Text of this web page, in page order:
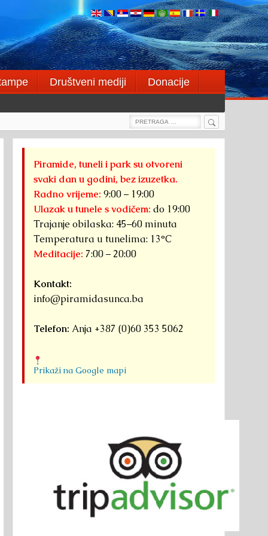
Društveni mediji
Donacije
Search
Search
Piramide, tuneli i park su otvoreni
svaki dan u godini, bez izuzetka.
Radno vrijeme: 9:00 – 19:00
Ulazak u tunele s vodičem: do 19:00
Trajanje obilaska: 45–60 minuta
Temperatura u tunelima: 13°C
Meditacije: 7:00 – 20:00
Kontakt:
info@piramidasunca.ba
Telefon: Anja +387 (0)60 353 5062
Prikaži na Google mapi